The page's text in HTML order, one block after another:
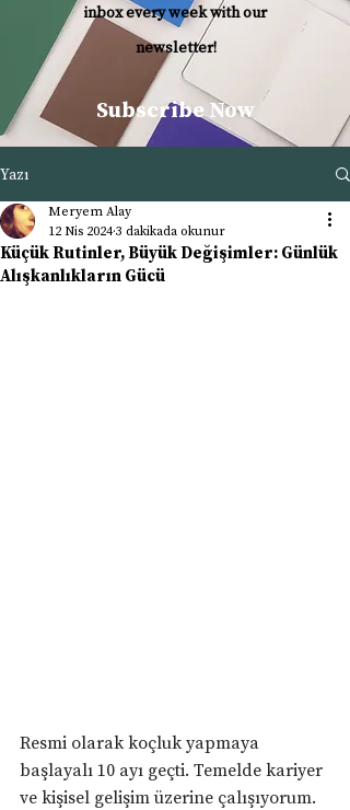
inbox every week with our
newsletter!
Subscribe Now
Yazı
Küçük Rutinler, Büyük Değişimler: Günlük
Alışkanlıkların Gücü
Meryem Alay
12 Nis 20243 dakikada okunur
Resmi olarak koçluk yapmaya
başlayalı 10 ayı geçti. Temelde kariyer
ve kişisel gelişim üzerine çalışıyorum.